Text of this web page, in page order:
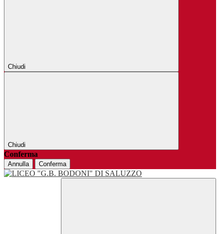
Chiudi
Chiudi
Conferma
Annulla Conferma